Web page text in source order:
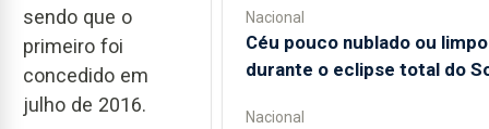
sendo que o
primeiro foi
concedido em
julho de 2016.
Nacional
Céu pouco nublado ou limpo
durante o eclipse total do
Nacional